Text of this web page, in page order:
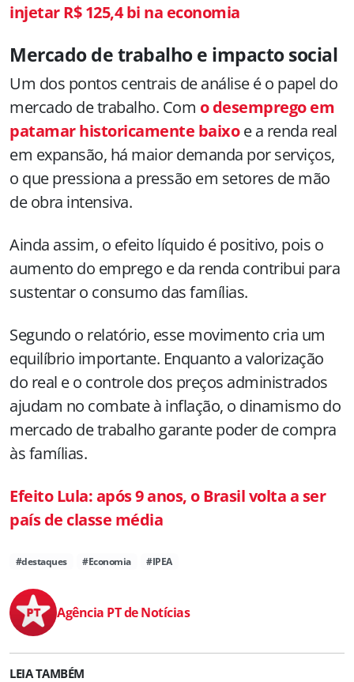
injetar R$ 125,4 bi na economia
Mercado de trabalho e impacto social
Um dos pontos centrais de análise é o papel do
mercado de trabalho. Com o desemprego em
patamar historicamente baixoe a renda real
em expansão, há maior demanda por serviços,
o que pressiona a pressão em setores de mão
de obra intensiva.
Ainda assim, o efeito líquido é positivo, pois o
aumento do emprego e da renda contribui para
sustentar o consumo das famílias.
Segundo o relatório, esse movimento cria um
equilíbrio importante. Enquanto a valorização
do real e o controle dos preços administrados
ajudam no combate à inflação, o dinamismo do
mercado de trabalho garante poder de compra
às famílias.
Efeito Lula: após 9 anos, o Brasil volta a ser
país de classe média
#destaques #Economia #IPEA
Agência PT de Notícias
LEIA TAMBÉM